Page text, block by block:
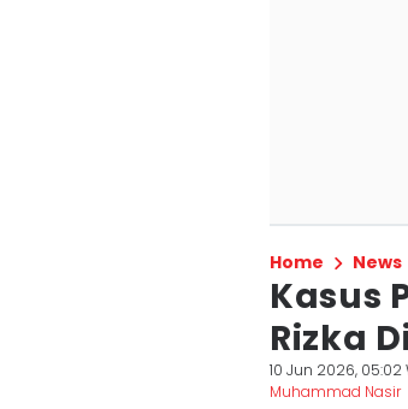
Home News
Kasus
Rizka
10 Jun 2026, 05:02
Muhammad Nasir